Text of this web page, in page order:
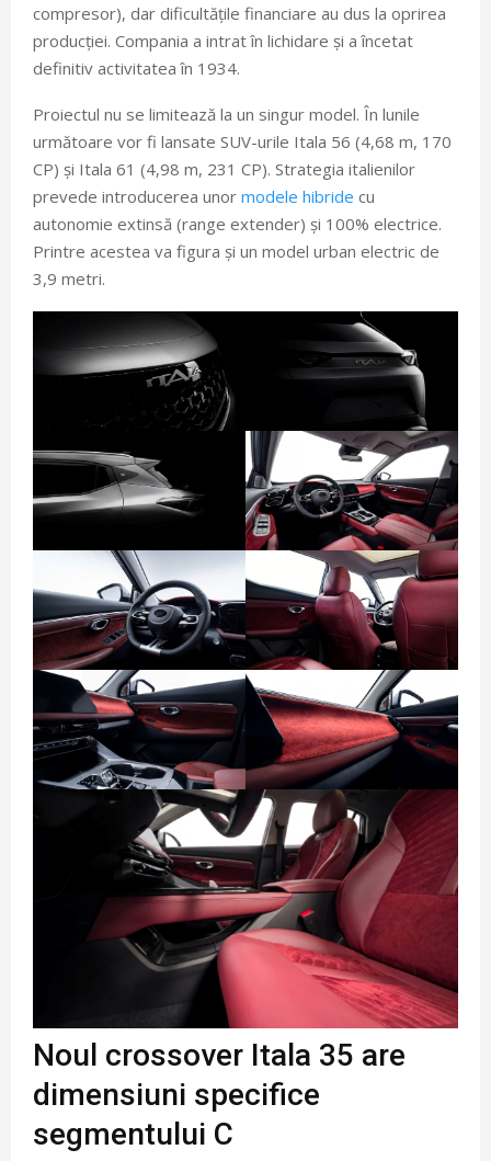
compresor), dar dificultățile financiare au dus la oprirea
producției. Compania a intrat în lichidare și a încetat
definitiv activitatea în 1934.
Proiectul nu se limitează la un singur model. În lunile
următoare vor fi lansate SUV-urile Itala 56 (4,68 m, 170
CP) și Itala 61 (4,98 m, 231 CP). Strategia italienilor
prevede introducerea unor modele hibride cu
autonomie extinsă (range extender) și 100% electrice.
Printre acestea va figura și un model urban electric de
3,9 metri.
Noul crossover Itala 35 are
dimensiuni specifice
segmentului C